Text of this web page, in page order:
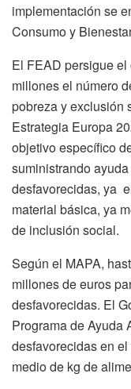
implementación se
Consumo y
El FEAD persigue
millones el número
pobreza y exclusión
Estrategia Europa
objetivo específico
suministrando
desfavorecidas, ya
material básica, ya
de inclusión social.
Según el MAPA,
millones de euros
desfavorecidas. El
Programa de Ayuda
desfavorecidas en
medio de kg de